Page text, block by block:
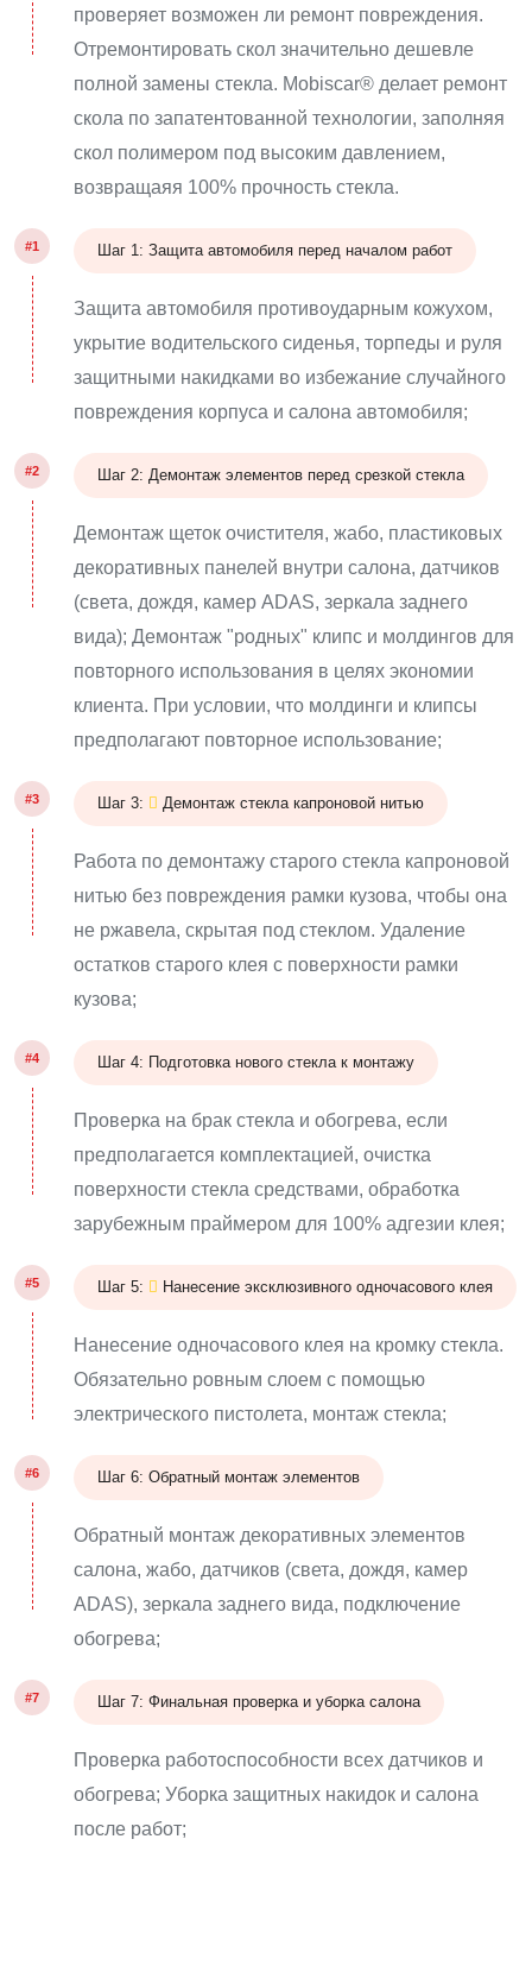
проверяет возможен ли ремонт повреждения.
Отремонтировать скол значительно дешевле
полной замены стекла. Mobiscar® делает ремонт
скола по запатентованной технологии, заполняя
скол полимером под высоким давлением,
возвращаяя 100% прочность стекла.
#1 Шаг 1: Защита автомобиля перед началом работ
Защита автомобиля противоударным кожухом,
укрытие водительского сиденья, торпеды и руля
защитными накидками во избежание случайного
повреждения корпуса и салона автомобиля;
#2 Шаг 2: Демонтаж элементов перед срезкой стекла
Демонтаж щеток очистителя, жабо, пластиковых
декоративных панелей внутри салона, датчиков
(света, дождя, камер ADAS, зеркала заднего
вида); Демонтаж "родных" клипс и молдингов для
повторного использования в целях экономии
клиента. При условии, что молдинги и клипсы
предполагают повторное использование;
#3 Шаг 3: Демонтаж стекла капроновой нитью
Работа по демонтажу старого стекла капроновой
нитью без повреждения рамки кузова, чтобы она
не ржавела, скрытая под стеклом. Удаление
остатков старого клея с поверхности рамки
кузова;
#4 Шаг 4: Подготовка нового стекла к монтажу
Проверка на брак стекла и обогрева, если
предполагается комплектацией, очистка
поверхности стекла средствами, обработка
зарубежным праймером для 100% адгезии клея;
#5 Шаг 5: Нанесение эксклюзивного одночасового клея
Нанесение одночасового клея на кромку стекла.
Обязательно ровным слоем с помощью
электрического пистолета, монтаж стекла;
#6 Шаг 6: Обратный монтаж элементов
Обратный монтаж декоративных элементов
салона, жабо, датчиков (света, дождя, камер
ADAS), зеркала заднего вида, подключение
обогрева;
#7 Шаг 7: Финальная проверка и уборка салона
Проверка работоспособности всех датчиков и
обогрева; Уборка защитных накидок и салона
после работ;